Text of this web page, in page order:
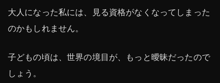
大人になった私には、見る資格がなくなってしまった
のかもしれません。
子どもの頃は、世界の境目が、もっと曖昧だったので
しょう。